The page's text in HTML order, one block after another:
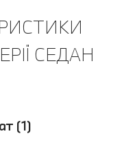
CЕДАН
(1)